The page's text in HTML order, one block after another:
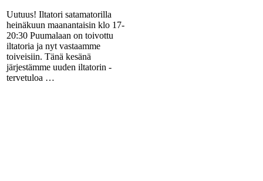
Uutuus! Iltatori satamatorilla
heinäkuun maanantaisin klo 17-
20:30 Puumalaan on toivottu
iltatoria ja nyt vastaamme
toiveisiin. Tänä kesänä
järjestämme uuden iltatorin -
tervetuloa …